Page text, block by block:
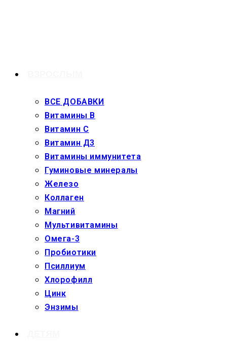
ВСЕ ДОБАВКИ
Витамины В
Витамин С
Витамин Д3
Витамины иммунитета
Гуминовые минералы
Железо
Коллаген
Магний
Мультивитамины
Омега-3
Пробиотики
Псиллиум
Хлорофилл
Цинк
Энзимы